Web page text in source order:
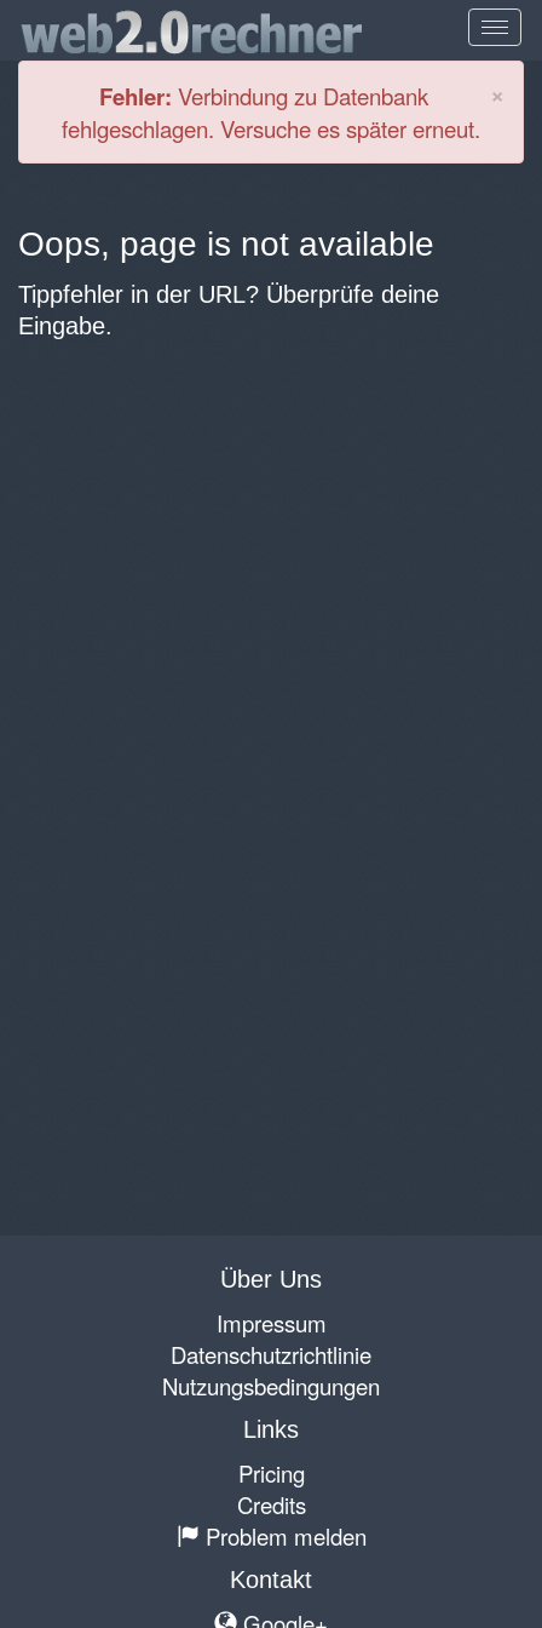
×
Fehler: Verbindung zu Datenbank
fehlgeschlagen. Versuche es später erneut.
Oops, page is not available
Tippfehler in der URL? Überprüfe deine
Eingabe.
Über Uns
Impressum
Datenschutzrichtlinie
Nutzungsbedingungen
Links
Pricing
Credits
Problem melden
Kontakt